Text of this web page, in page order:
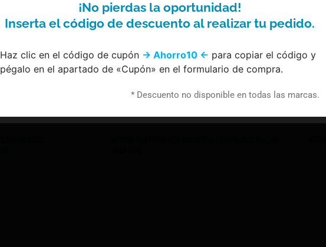
¡No pierdas la oportunidad!
Inserta el código de descuento al realizar tu pedido.
Haz clic en el código de cupón → Ahorro10 ← para copiar el código y
pégalo en el apartado de «Cupón» en el formulario de compra.
* Descuento no disponible en todas las marcas.